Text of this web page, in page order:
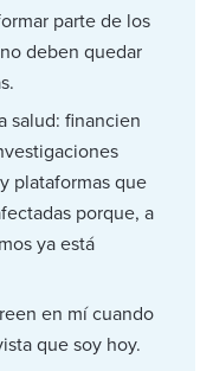
parte de los
deben quedar
salud: financien
plataformas que
porque, a
ya está
en mí cuando
que soy hoy.